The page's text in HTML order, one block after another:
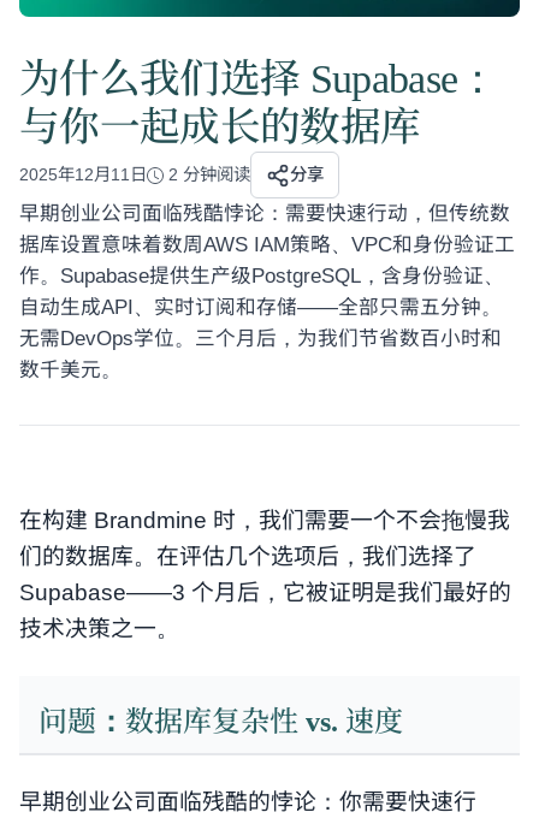
为什么我们选择 Supabase：
与你一起成长的数据库
2025年12月11日 2 分钟阅读 分享
早期创业公司面临残酷悖论：需要快速行动，但传统数
据库设置意味着数周AWS IAM策略、VPC和身份验证工
作。Supabase提供生产级PostgreSQL，含身份验证、
自动生成API、实时订阅和存储——全部只需五分钟。
无需DevOps学位。三个月后，为我们节省数百小时和
数千美元。
在构建 Brandmine 时，我们需要一个不会拖慢我
们的数据库。在评估几个选项后，我们选择了
Supabase——3 个月后，它被证明是我们最好的
技术决策之一。
问题：数据库复杂性 vs. 速度
早期创业公司面临残酷的悖论：你需要快速行